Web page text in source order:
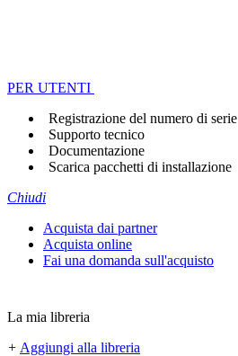
PER UTENTI
Registrazione del numero di serie
Supporto tecnico
Documentazione
Scarica pacchetti di installazione
Chiudi
Acquista dai partner
Acquista online
Fai una domanda sull'acquisto
La mia libreria
+ Aggiungi alla libreria